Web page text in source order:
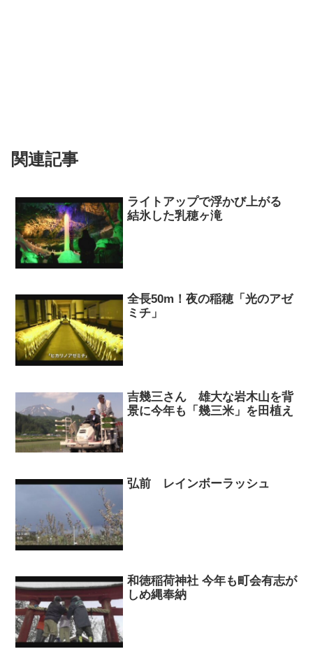
関連記事
ライトアップで浮かび上がる
結氷した乳穂ヶ滝
全長50m！夜の稲穂「光のアゼ
ミチ」
吉幾三さん 雄大な岩木山を背
景に今年も「幾三米」を田植え
弘前 レインボーラッシュ
和徳稲荷神社 今年も町会有志が
しめ縄奉納